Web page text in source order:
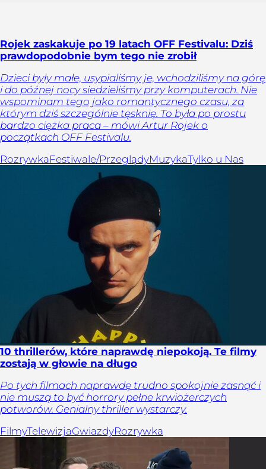
Rojek zaskakuje po 19 latach OFF Festivalu: Dziś
prawdopodobnie bym tego nie zrobił
Dzieci były małe, usypialiśmy je, wchodziliśmy na górę
i do późnej nocy siedzieliśmy przy komputerach. Nie
wspominam tego jako romantycznego czasu, za
którym dziś szczególnie tęsknię. To była po prostu
bardzo ciężka praca – mówi Artur Rojek o
początkach OFF Festivalu.
RozrywkaFestiwale/PrzeglądyMuzykaTylko u Nas
10 thrillerów, które naprawdę niepokoją. Te filmy
zostają w głowie na długo
Po tych filmach naprawdę trudno spokojnie zasnąć i
nie muszą to być horrory pełne krwiożerczych
potworów. Genialny thriller wystarczy.
FilmyTelewizjaGwiazdyRozrywka